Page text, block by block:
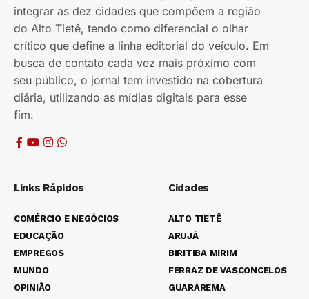
integrar as dez cidades que compõem a região
do Alto Tietê, tendo como diferencial o olhar
crítico que define a linha editorial do veículo. Em
busca de contato cada vez mais próximo com
seu público, o jornal tem investido na cobertura
diária, utilizando as mídias digitais para esse
fim.
Links Rápidos
COMÉRCIO E NEGÓCIOS
EDUCAÇÃO
EMPREGOS
MUNDO
OPINIÃO
Cidades
ALTO TIETÊ
ARUJÁ
BIRITIBA MIRIM
FERRAZ DE VASCONCELOS
GUARAREMA